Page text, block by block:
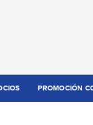
PROMOCIÓN